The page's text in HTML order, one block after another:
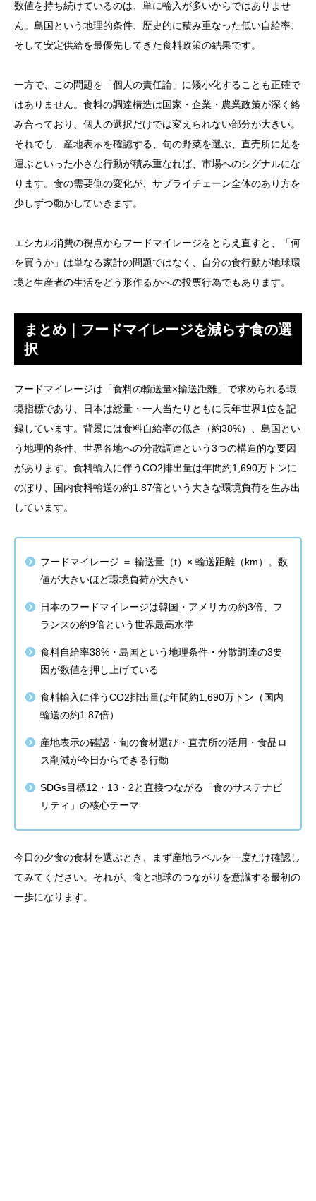
数値を持ち続けているのは、単に輸入が多いからではありませ
ん。島国という地理的条件、歴史的に積み重なった低い自給率、
そして安定供給を最優先してきた食料政策の結果です。
一方で、この問題を「個人の責任論」に矮小化することも正確で
はありません。食料の調達構造は国家・企業・農業政策が深く絡
み合っており、個人の選択だけでは変えられない部分が大きい。
それでも、産地表示を確認する、旬の野菜を選ぶ、直売所に足を
運ぶといった小さな行動が積み重なれば、市場へのシグナルにな
ります。食の需要側の変化が、サプライチェーン全体のあり方を
少しずつ動かしていきます。
エシカル消費の視点からフードマイレージをとらえ直すと、「何
を買うか」は単なる家計の問題ではなく、自分の食行動が地球環
境と生産者の生活をどう形作るかへの投票行為でもあります。
まとめ｜フードマイレージを減らす食の選
択
フードマイレージは「食料の輸送量×輸送距離」で求められる環
境指標であり、日本は総量・一人当たりともに長年世界1位を記
録しています。背景には食料自給率の低さ（約38%）、島国とい
う地理的条件、世界各地への分散調達という3つの構造的な要因
があります。食料輸入に伴うCO2排出量は年間約1,690万トンに
のぼり、国内食料輸送の約1.87倍という大きな環境負荷を生み出
しています。
フードマイレージ ＝ 輸送量（t）× 輸送距離（km）。数
値が大きいほど環境負荷が大きい
日本のフードマイレージは韓国・アメリカの約3倍、フ
ランスの約9倍という世界最高水準
食料自給率38%・島国という地理条件・分散調達の3要
因が数値を押し上げている
食料輸入に伴うCO2排出量は年間約1,690万トン（国内
輸送の約1.87倍）
産地表示の確認・旬の食材選び・直売所の活用・食品ロ
ス削減が今日からできる行動
SDGs目標12・13・2と直接つながる「食のサステナビ
リティ」の核心テーマ
今日の夕食の食材を選ぶとき、まず産地ラベルを一度だけ確認し
てみてください。それが、食と地球のつながりを意識する最初の
一歩になります。